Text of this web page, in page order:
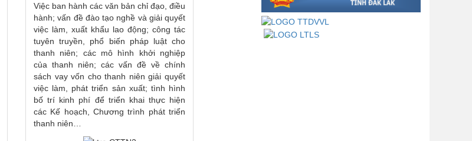
Việc ban hành các văn bản chỉ đạo, điều
hành; vấn đề đào tạo nghề và giải quyết
việc làm, xuất khẩu lao động; công tác
tuyên truyền, phổ biến pháp luật cho
thanh niên; các mô hình khởi nghiệp
của thanh niên; các vấn đề về chính
sách vay vốn cho thanh niên giải quyết
việc làm, phát triển sản xuất; tình hình
bố trí kinh phí để triển khai thực hiện
các Kế hoạch, Chương trình phát triển
thanh niên…
Thư chúc mừng của Bộ trưởng Bộ
Nội vụ nhân dịp kỷ niệm 78 năm
Ngày thành lập Bộ Nội vụ, Ngày